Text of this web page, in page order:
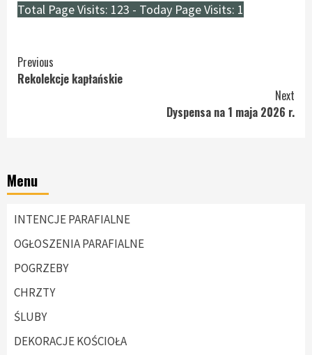
Total Page Visits: 123 - Today Page Visits: 1
Continue
Reading
Previous
Rekolekcje kapłańskie
Next
Dyspensa na 1 maja 2026 r.
Menu
INTENCJE PARAFIALNE
OGŁOSZENIA PARAFIALNE
POGRZEBY
CHRZTY
ŚLUBY
DEKORACJE KOŚCIOŁA